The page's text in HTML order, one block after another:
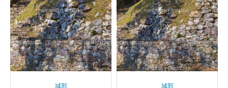
城郭 城郭